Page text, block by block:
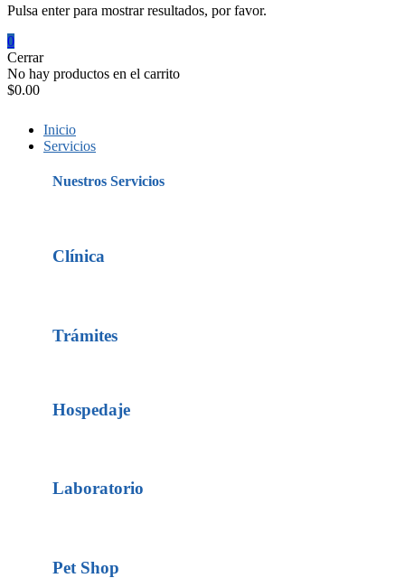
Pulsa enter para mostrar resultados, por favor.
0
Cerrar
No hay productos en el carrito
$0.00
Inicio
Servicios
Nuestros Servicios
Clínica
Trámites
Hospedaje
Laboratorio
Pet Shop